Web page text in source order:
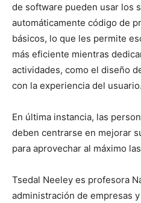
de software pueden usar los
automáticamente código de
básicos, lo que les permite
más eficiente mientras
actividades, como el diseño
con la experiencia del usuario.
En última instancia, las
deben centrarse en mejorar
para aprovechar al máximo
Tsedal Neeley es profesora
administración de empresas